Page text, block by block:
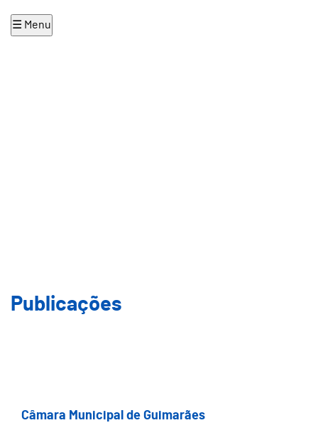
☰ Menu
Publicações
Câmara Municipal de Guimarães